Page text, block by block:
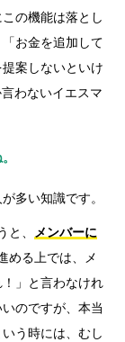
の機能は落とし
お金を追加して
案しないといけ
わないイエスマ
多い知識です。
、
メンバーに
める上では、メ
」と言わなけれ
のですが、本当
う時には、むし